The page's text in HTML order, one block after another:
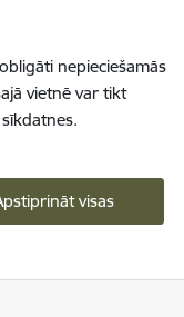
nepieciešamās
vietnē var tikt
visas